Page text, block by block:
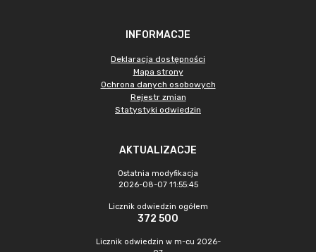
INFORMACJE
Deklaracja dostępności
Mapa strony
Ochrona danych osobowych
Rejestr zmian
Statystyki odwiedzin
AKTUALIZACJE
Ostatnia modyfikacja
2026-08-07 11:55:45
Licznik odwiedzin ogółem
372 500
Licznik odwiedzin w m-cu 2026-